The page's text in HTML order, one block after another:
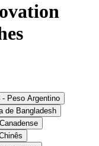
- Peso Argentino
de Bangladesh